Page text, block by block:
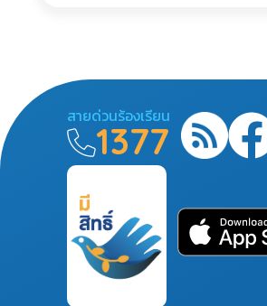
สายด่วนร้องเรียน
1377